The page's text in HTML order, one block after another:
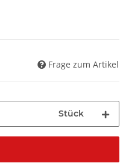
Frage zum Artikel
Stück